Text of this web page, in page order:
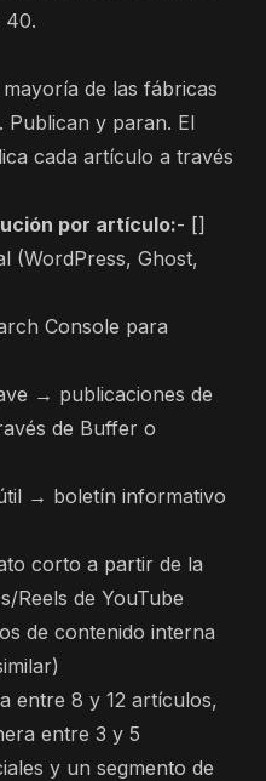
40.
de las fábricas
Publican y paran. El
cada artículo a través
por artículo:- []
(WordPress, Ghost,
Console para
→ publicaciones de
de Buffer o
→ boletín informativo
corto a partir de la
Reels de YouTube
de contenido interna
entre 8 y 12 artículos,
entre 3 y 5
y un segmento de